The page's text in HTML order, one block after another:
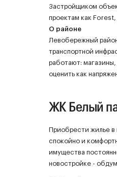
Застройщиком
проектам как
О районе
Левобережный
транспортной
работают:
оценить как
ЖК Белый
Приобрести жилье в
спокойно и
имущества
новостройке -